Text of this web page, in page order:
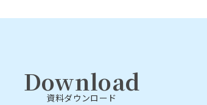
Download
資料ダウンロード